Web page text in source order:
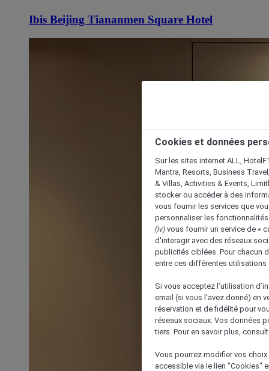
Ibis Beijing Tiananmen Square Hotel
Cookies et données
Sur les sites internet ALL,
Mantra, Resorts, Business
& Villas, Activities & Events,
stocker ou accéder à des
vous fournir les services que
personnaliser les
(iv) vous fournir un service de «
d'interagir avec des réseaux
publicités ciblées. Pour chacun
entre ces différentes utilisations
Si vous acceptez l’utilisation
email (si vous l’avez donné) en
réservation et de fidélité pour
réseaux sociaux. Vos données
tiers. Pour en savoir plus,
Vous pourrez modifier vos
accessible via le lien "Cookies"